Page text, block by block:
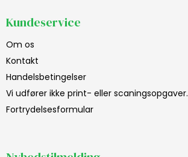
Kundeservice
Om os
Kontakt
Handelsbetingelser
Vi udfører ikke print- eller scaningsopgaver.
Fortrydelsesformular